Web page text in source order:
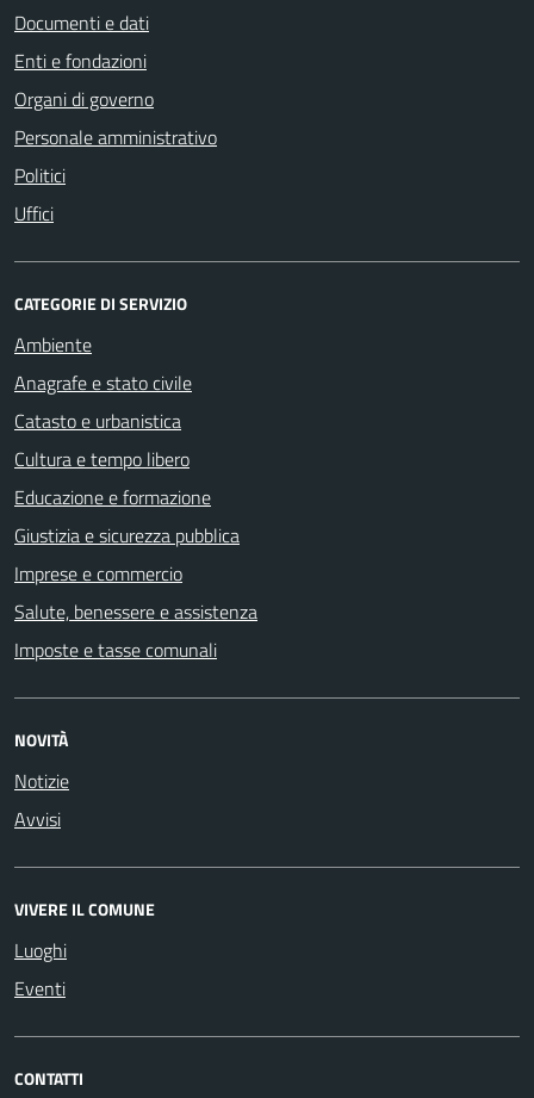
Documenti e dati
Enti e fondazioni
Organi di governo
Personale amministrativo
Politici
Uffici
CATEGORIE DI SERVIZIO
Ambiente
Anagrafe e stato civile
Catasto e urbanistica
Cultura e tempo libero
Educazione e formazione
Giustizia e sicurezza pubblica
Imprese e commercio
Salute, benessere e assistenza
Imposte e tasse comunali
NOVITÀ
Notizie
Avvisi
VIVERE IL COMUNE
Luoghi
Eventi
CONTATTI